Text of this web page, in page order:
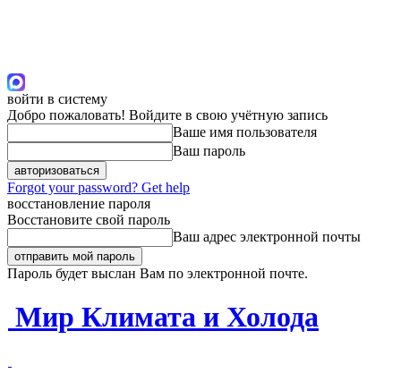
войти в систему
Добро пожаловать! Войдите в свою учётную запись
Ваше имя пользователя
Ваш пароль
Forgot your password? Get help
восстановление пароля
Восстановите свой пароль
Ваш адрес электронной почты
Пароль будет выслан Вам по электронной почте.
Мир Климата и Холода